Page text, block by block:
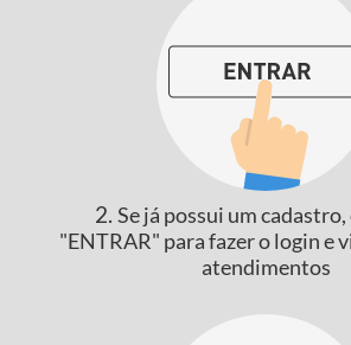
2. Se já possui um
"ENTRAR" para fazer o login e
atendimentos